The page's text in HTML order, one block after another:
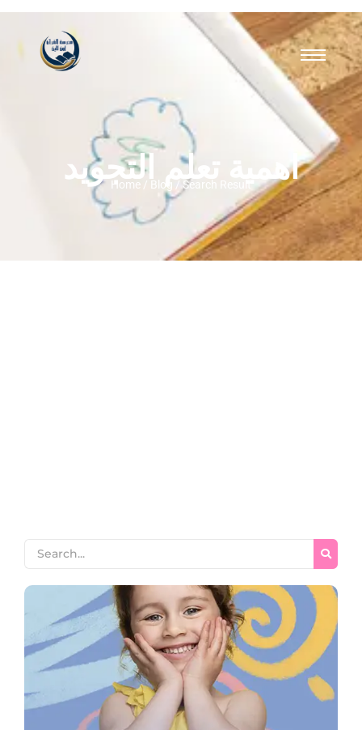
اهمية تعلم التجويد
Home / Blog / Search Result